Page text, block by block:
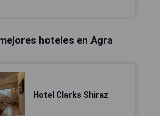
hoteles en Agra
Hotel Clarks Shiraz